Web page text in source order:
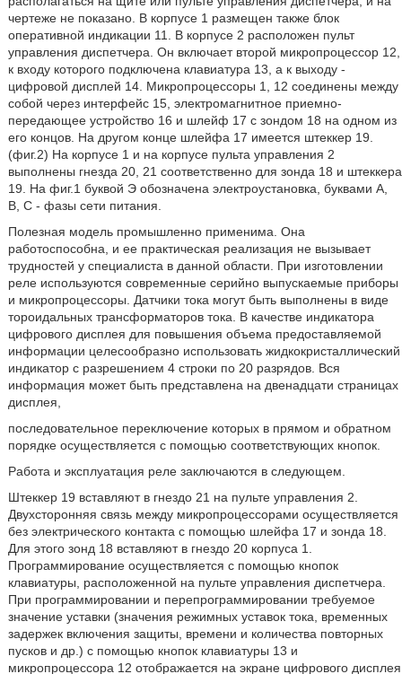
чертеже не показано. В корпусе 1 размещен также блок
оперативной индикации 11. В корпусе 2 расположен пульт
управления диспетчера. Он включает второй микропроцессор 12,
к входу которого подключена клавиатура 13, а к выходу -
цифровой дисплей 14. Микропроцессоры 1, 12 соединены между
собой через интерфейс 15, электромагнитное приемно-
передающее устройство 16 и шлейф 17 с зондом 18 на одном из
его концов. На другом конце шлейфа 17 имеется штеккер 19.
(фиг.2) На корпусе 1 и на корпусе пульта управления 2
выполнены гнезда 20, 21 соответственно для зонда 18 и штеккера
19. На фиг.1 буквой Э обозначена электроустановка, буквами А,
В, С - фазы сети питания.
Полезная модель промышленно применима. Она
работоспособна, и ее практическая реализация не вызывает
трудностей у специалиста в данной области. При изготовлении
реле используются современные серийно выпускаемые приборы
и микропроцессоры. Датчики тока могут быть выполнены в виде
тороидальных трансформаторов тока. В качестве индикатора
цифрового дисплея для повышения объема предоставляемой
информации целесообразно использовать жидкокристаллический
индикатор с разрешением 4 строки по 20 разрядов. Вся
информация может быть представлена на двенадцати страницах
дисплея,
последовательное переключение которых в прямом и обратном
порядке осуществляется с помощью соответствующих кнопок.
Работа и эксплуатация реле заключаются в следующем.
Штеккер 19 вставляют в гнездо 21 на пульте управления 2.
Двухсторонняя связь между микропроцессорами осуществляется
без электрического контакта с помощью шлейфа 17 и зонда 18.
Для этого зонд 18 вставляют в гнездо 20 корпуса 1.
Программирование осуществляется с помощью кнопок
клавиатуры, расположенной на пульте управления диспетчера.
При программировании и перепрограммировании требуемое
значение уставки (значения режимных уставок тока, временных
задержек включения защиты, времени и количества повторных
пусков и др.) с помощью кнопок клавиатуры 13 и
микропроцессора 12 отображается на экране цифрового дисплея